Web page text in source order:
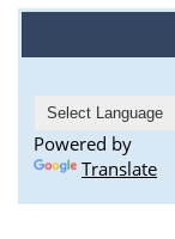
Powered by
Translate